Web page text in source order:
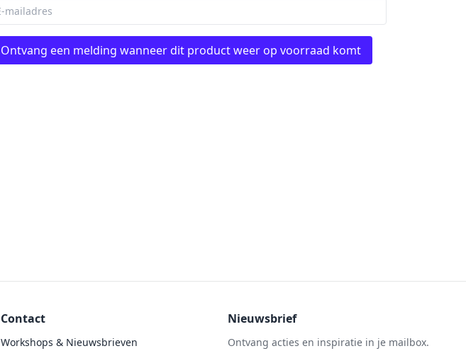
Ontvang een melding wanneer dit product weer op voorraad komt
Contact
Workshops & Nieuwsbrieven
Nieuwsbrief
Ontvang acties en inspiratie in je mailbox.